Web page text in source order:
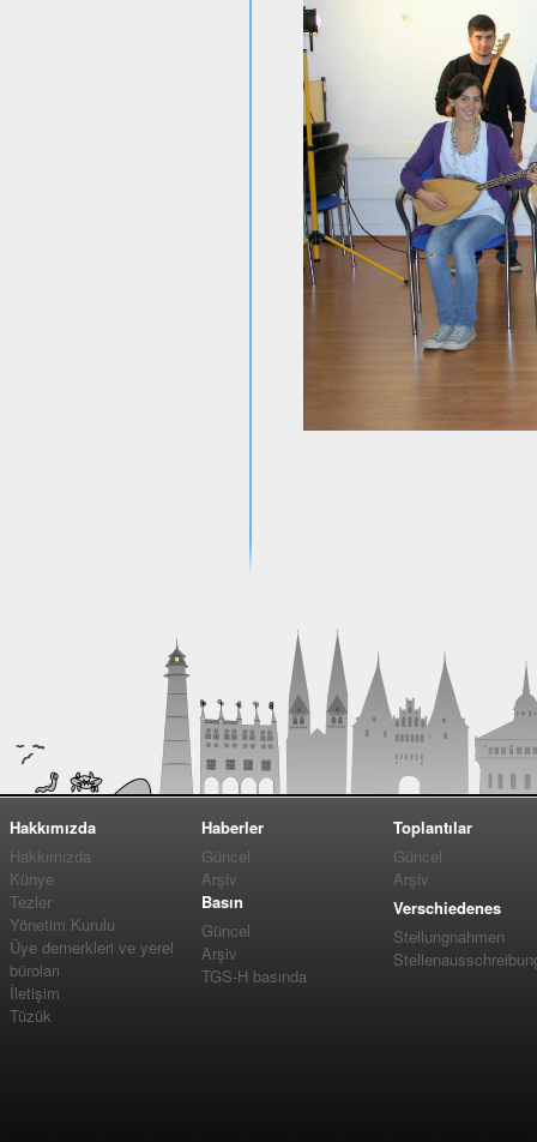
Hakkımızda
Hakkımızda
Künye
Tezler
Yönetim Kurulu
Üye dernerkleri ve yerel
büroları
İletişim
Tüzük
Haberler
Güncel
Arşiv
Basın
Güncel
Arşiv
TGS-H basında
Toplantılar
Güncel
Arşiv
Verschiedenes
Stellungnahmen